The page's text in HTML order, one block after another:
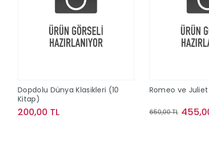
Dopdolu Dünya Klasikleri (10
Kitap)
200,00 TL
Romeo ve Juliet
650,00 TL